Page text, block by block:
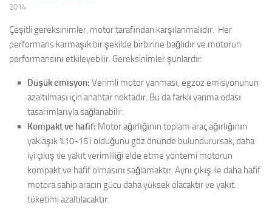
2014
Çeşitli gereksinimler, motor tarafından karşılanmalıdır. Her
performans karmaşık bir şekilde birbirine bağlıdır ve motorun
performansını etkileyebilir. Gereksinimler şunlardır:
Düşük emisyon: Verimli motor yanması, egzoz emisyonunun
azaltılması için anahtar noktadır. Bu da farklı yanma odası
tasarımlarıyla sağlanabilir.
Kompakt ve hafif: Motor ağırlığının toplam araç ağırlığının
yaklaşık %10-15’i olduğunu göz önünde bulundurursak, daha
iyi çıkış ve yakıt verimliliği elde etme yöntemi motorun
kompakt ve hafif olmasını sağlamaktır. Aynı çıkış ile daha hafif
motora sahip aracın gücü daha yüksek olacaktır ve yakıt
tüketimi azaltılacaktır.